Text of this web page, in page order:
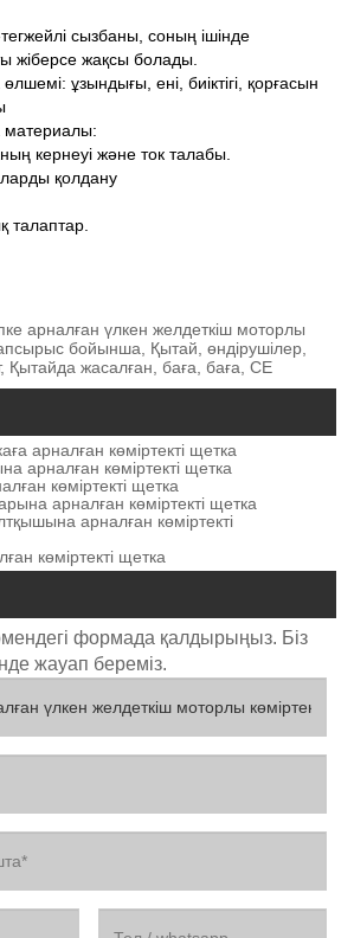
сызбаны, соның ішінде
жіберсе жақсы болады.
ұзындығы, ені, биіктігі, қорғасын
материалы:
кернеуі және ток талабы.
қолдану
талаптар.
арналған үлкен желдеткіш моторлы
бойынша, Қытай, өндірушілер,
Қытайда жасалған, баға, баға, CE
арналған көміртекті щетка
арналған көміртекті щетка
көміртекті щетка
арналған көміртекті щетка
арналған көміртекті
көміртекті щетка
формада қалдырыңыз. Біз
жауап береміз.